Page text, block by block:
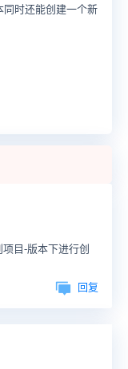
同时还能创建一个新
目-版本下进行创
回复